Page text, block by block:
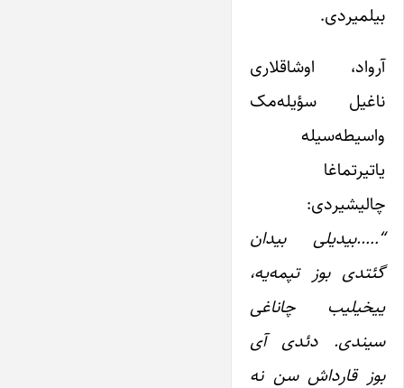
بیلمیردی.
آرواد، اوشاقلاری
ناغیل سؤیله‌مک
واسیطه‌سیله
یاتیرتماغا
چالیشیردی:
“…..بیدیلی بیدان
گئتدی بوز تپمه‌یه،
ییخیلیب چاناغی
سیندی. دئدی آی
بوز قارداش سن نه